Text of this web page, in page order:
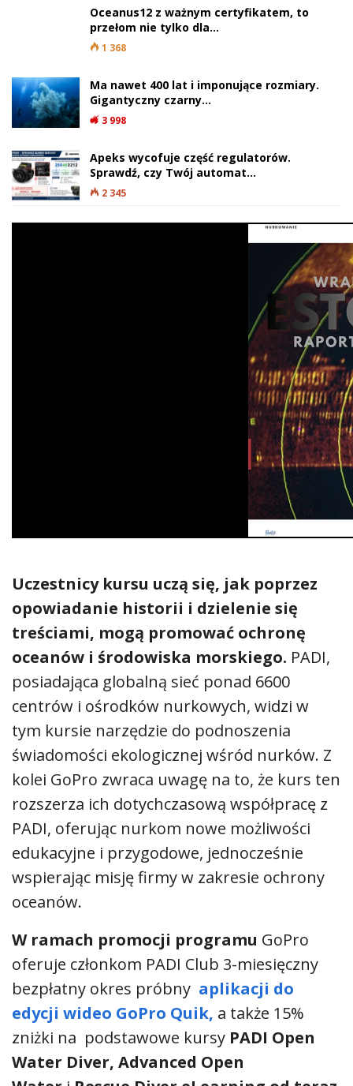
Oceanus12 z ważnym certyfikatem, to
przełom nie tylko dla…
1 368
Ma nawet 400 lat i imponujące rozmiary.
Gigantyczny czarny…
3 998
Apeks wycofuje część regulatorów.
Sprawdź, czy Twój automat…
2 345
Uczestnicy kursu uczą się, jak poprzez
opowiadanie historii i dzielenie się
treściami, mogą promować ochronę
oceanów i środowiska morskiego. PADI,
posiadająca globalną sieć ponad 6600
centrów i ośrodków nurkowych, widzi w
tym kursie narzędzie do podnoszenia
świadomości ekologicznej wśród nurków. Z
kolei GoPro zwraca uwagę na to, że kurs ten
rozszerza ich dotychczasową współpracę z
PADI, oferując nurkom nowe możliwości
edukacyjne i przygodowe, jednocześnie
wspierając misję firmy w zakresie ochrony
oceanów.
W ramach promocji programu GoPro
oferuje członkom PADI Club 3-miesięczny
bezpłatny okres próbny aplikacji do
edycji wideo GoPro Quik, a także 15%
zniżki na podstawowe kursy PADI Open
Water Diver, Advanced Open